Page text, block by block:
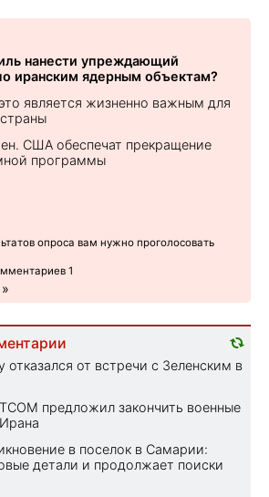
нанести упреждающий
иранским ядерным объектам?
является жизненно важным для
США обеспечат прекращение
программы
опроса вам нужно проголосовать
1
отказался от встречи с Зеленским в
предложил закончить военные
в поселок в Самарии:
детали и продолжает поиски